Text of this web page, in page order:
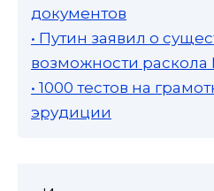
документов
• Путин заявил о
возможности раскола
• 1000 тестов на
эрудиции